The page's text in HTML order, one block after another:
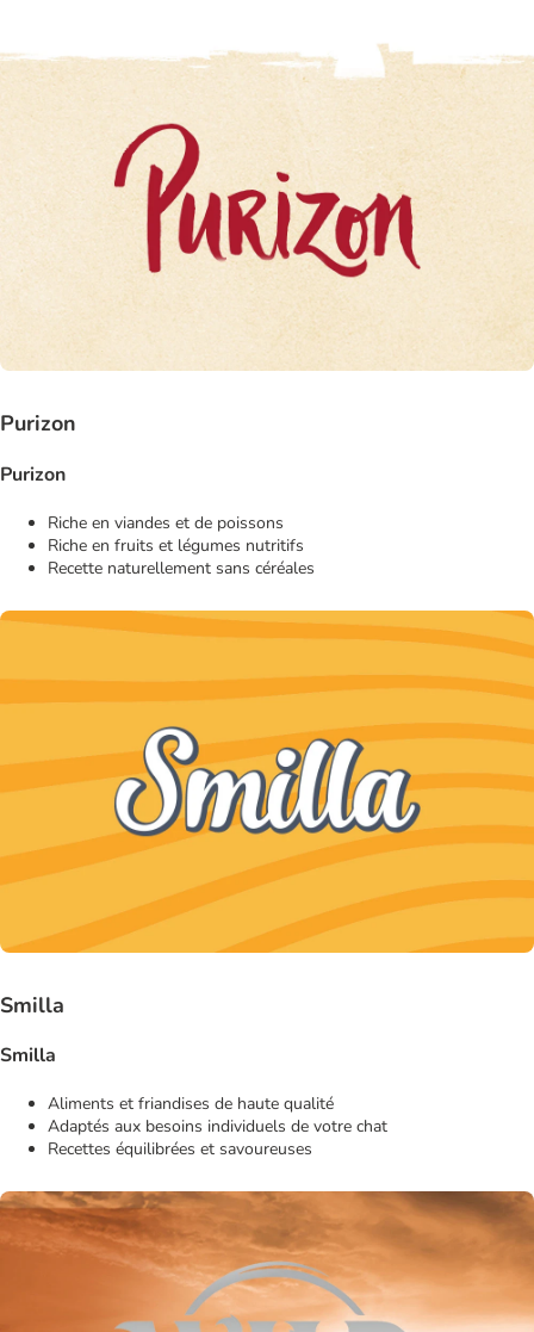
Purizon
Purizon
Riche en viandes et de poissons
Riche en fruits et légumes nutritifs
Recette naturellement sans céréales
Smilla
Smilla
Aliments et friandises de haute qualité
Adaptés aux besoins individuels de votre chat
Recettes équilibrées et savoureuses